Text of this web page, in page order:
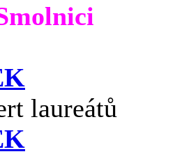
laureátů